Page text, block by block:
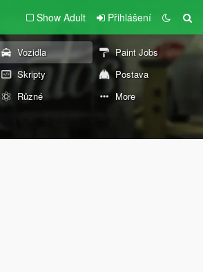
Show Adult Přihlášení
Vozidla
Paint Jobs
Skripty
Postava
Různé More